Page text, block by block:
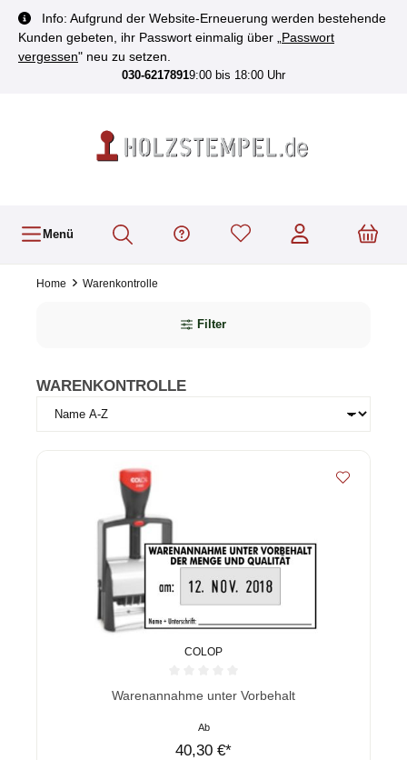
springen
Info: Aufgrund der Website-Erneuerung werden bestehende
Kunden gebeten, ihr Passwort einmalig über „ Passwort
vergessen" neu zu setzen.
030-62178919:00 bis 18:00 Uhr
Menü
Home Warenkontrolle
Filter
WARENKONTROLLE
COLOP
Durchschnittliche Bewertung von 0 von 5 Sternen
Warenannahme unter Vorbehalt
Ab
40,30 €*